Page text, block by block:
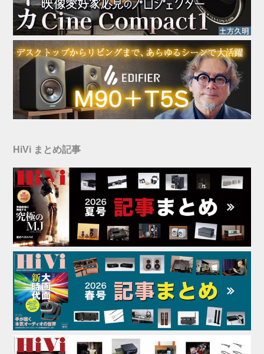
HiVi まとめ記事